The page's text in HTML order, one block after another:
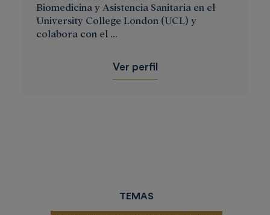
Biomedicina y Asistencia Sanitaria en el
University College London (UCL) y
colabora con el ...
Ver perfil
TEMAS